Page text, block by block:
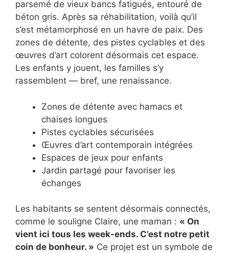
parsemé de vieux bancs fatigués, entouré de
béton gris. Après sa réhabilitation, voilà qu’il
s’est métamorphosé en un havre de paix. Des
zones de détente, des pistes cyclables et des
œuvres d’art colorent désormais cet espace.
Les enfants y jouent, les familles s’y
rassemblent — bref, une renaissance.
Zones de détente avec hamacs et
chaises longues
Pistes cyclables sécurisées
Œuvres d’art contemporain intégrées
Espaces de jeux pour enfants
Jardin partagé pour favoriser les
échanges
Les habitants se sentent désormais connectés,
comme le souligne Claire, une maman : « On
vient ici tous les week-ends. C’est notre petit
coin de bonheur. » Ce projet est un symbole de